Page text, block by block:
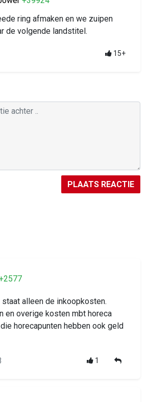
ring afmaken en we zuipen
de volgende landstitel.
15+
PLAATS REACTIE
staat alleen de inkoopkosten.
en overige kosten mbt horeca
horecapunten hebben ook geld
1